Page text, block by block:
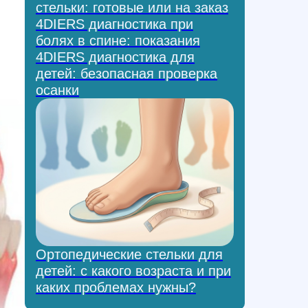
стельки: готовые или на заказ
4DIERS диагностика при
болях в спине: показания
4DIERS диагностика для
детей: безопасная проверка
осанки
Ортопедические стельки для
детей: с какого возраста и при
каких проблемах нужны?